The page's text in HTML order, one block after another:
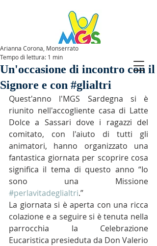
SPAZIOMGS
Un'occasione di incontro con il
Signore e con #glialtri
Arianna Corona, Monserrato
Tempo di lettura: 1 min
Quest'anno l'MGS Sardegna si è
riunito nell'accogliente casa di Latte
Dolce a Sassari dove i ragazzi del
comitato, con l'aiuto di tutti gli
animatori, hanno organizzato una
fantastica giornata per scoprire cosa
significa il tema di questo anno “Io
#perlavitadeglialtri.”
La giornata si è aperta con una ricca
colazione e a seguire si è tenuta nella
parrocchia la Celebrazione
Eucaristica presieduta da Don Valerio